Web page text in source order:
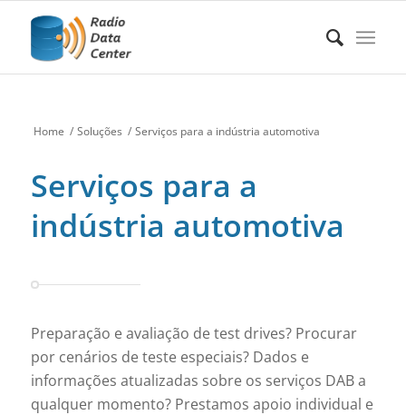
Home / Soluções / Serviços para a indústria automotiva
Serviços para a
indústria automotiva
Preparação e avaliação de test drives? Procurar
por cenários de teste especiais? Dados e
informações atualizadas sobre os serviços DAB a
qualquer momento? Prestamos apoio individual e